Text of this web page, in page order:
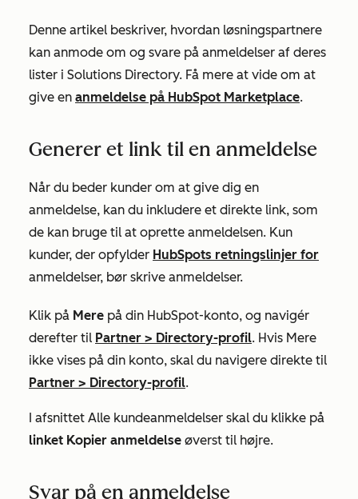
Denne artikel beskriver, hvordan løsningspartnere
kan anmode om og svare på anmeldelser af deres
lister i Solutions Directory. Få mere at vide om at
give en anmeldelse på HubSpot Marketplace.
Generer et link til en anmeldelse
Når du beder kunder om at give dig en
anmeldelse, kan du inkludere et direkte link, som
de kan bruge til at oprette anmeldelsen. Kun
kunder, der opfylder HubSpots retningslinjer for
anmeldelser, bør skrive anmeldelser.
Klik på Mere på din HubSpot-konto, og navigér
derefter til Partner > Directory-profil. Hvis Mere
ikke vises på din konto, skal du navigere direkte til
Partner > Directory-profil.
I afsnittet Alle kundeanmeldelser skal du klikke på
linket Kopier anmeldelse øverst til højre.
Svar på en anmeldelse